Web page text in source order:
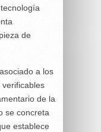
de
a los
de la
se concreta
establece